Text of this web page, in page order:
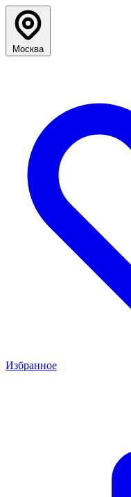
Москва
Избранное